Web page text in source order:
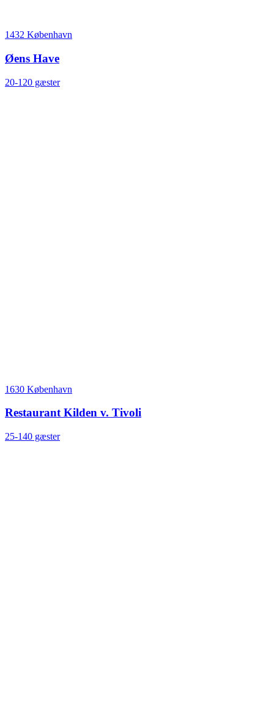
1432 København
Øens Have
20-120 gæster
1630 København
Restaurant Kilden v. Tivoli
25-140 gæster